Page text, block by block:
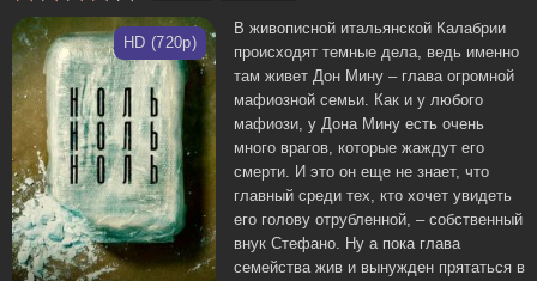
HD (720p)
В живописной итальянской Калабрии
происходят темные дела, ведь именно
там живет Дон Мину – глава огромной
мафиозной семьи. Как и у любого
мафиози, у Дона Мину есть очень
много врагов, которые жаждут его
смерти. И это он еще не знает, что
главный среди тех, кто хочет увидеть
его голову отрубленной, – собственный
внук Стефано. Ну а пока глава
семейства жив и вынужден прятаться в